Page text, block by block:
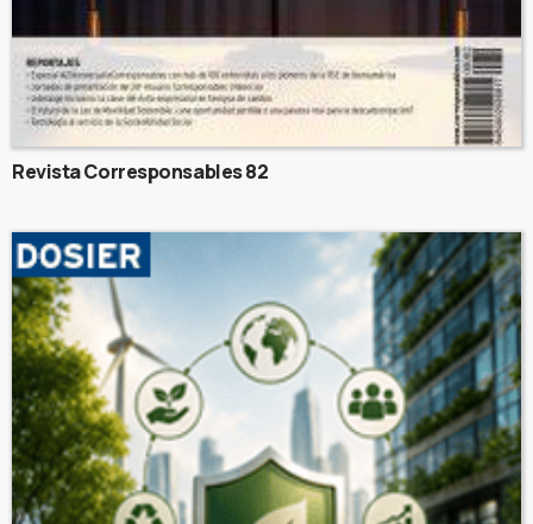
Revista Corresponsables 82